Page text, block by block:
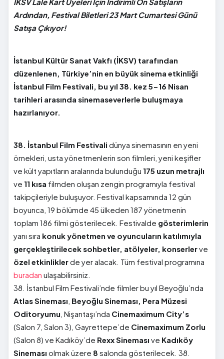
Ardından, Festival Biletleri 23 Mart Cumartesi Günü
Satışa Çıkıyor!
İstanbul Kültür Sanat Vakfı (İKSV) tarafından
düzenlenen, Türkiye’nin en büyük sinema etkinliği
İstanbul Film Festivali, bu yıl 38. kez 5-16 Nisan
tarihleri arasında sinemaseverlerle buluşmaya
hazırlanıyor.
38. İstanbul Film Festivali dünya sinemasının en yeni
örnekleri, usta yönetmenlerin son filmleri, yeni keşifler
ve kült yapıtların aralarında bulunduğu 175 uzun metrajlı
ve 11 kısa filmden oluşan zengin programıyla festival
takipçileriyle buluşuyor. Festival kapsamında 12 gün
boyunca, 19 bölümde 45 ülkeden 187 yönetmenin
toplam 186 filmi gösterilecek. Festivalde gösterimlerin
yanı sıra konuk yönetmen ve oyuncuların katılımıyla
gerçekleştirilecek sohbetler, atölyeler, konserlerve
özel etkinliklerde yer alacak. Tüm festival programına
buradan ulaşabilirsiniz.
38. İstanbul Film Festivali’nde filmler bu yıl Beyoğlu’nda
AtlasSineması Beyoğlu Sineması, Pera Müzesi
Oditoryumu , Nişantaşı’nda Cinemaximum City’s
(Salon 7, Salon 3), Gayrettepe’de Cinemaximum Zorlu
(Salon 8) ve Kadıköy’de Rexx Sineması ve Kadıköy
Sineması olmak üzere 8 salonda gösterilecek. 38.